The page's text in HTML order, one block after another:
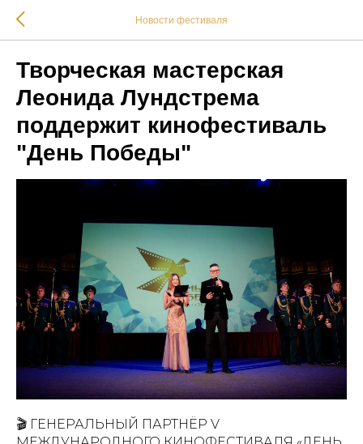
Новости фестиваля
Творческая мастерская
Леонида Лундстрема
поддержит кинофестиваль
"День Победы"
🎬 ГЕНЕРАЛЬНЫЙ ПАРТНЁР V